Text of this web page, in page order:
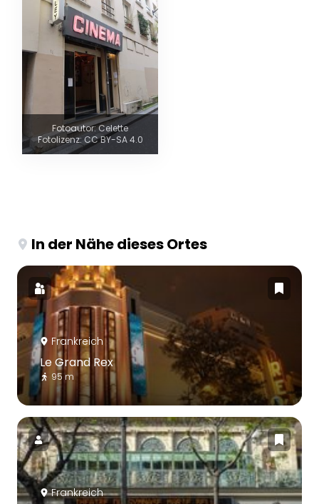
Fotoautor: Celette
Fotolizenz: CC BY-SA 4.0
In der Nähe dieses Ortes
Frankreich
Le Grand Rex
95 m
Frankreich